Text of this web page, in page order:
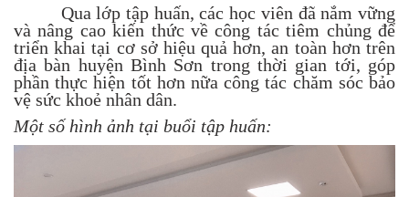
Qua lớp tập huấn, các học viên đã nắm vững
và nâng cao kiến thức về công tác tiêm chủng để
triển khai tại cơ sở hiệu quả hơn, an toàn hơn trên
địa bàn huyện Bình Sơn trong thời gian tới, góp
phần thực hiện tốt hơn nữa công tác chăm sóc bảo
vệ sức khoẻ nhân dân.
Một số hình ảnh tại buổi tập huấn: